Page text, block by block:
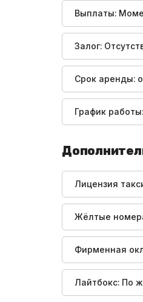
Выплаты:
Залог:
Срок аренды:
График работы:
Лицензия
Жёлтые
Фирменная
Лайтбокс: По